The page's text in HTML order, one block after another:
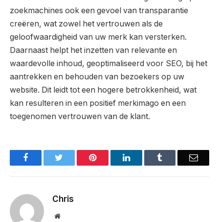
zoekmachines ook een gevoel van transparantie
creëren, wat zowel het vertrouwen als de
geloofwaardigheid van uw merk kan versterken.
Daarnaast helpt het inzetten van relevante en
waardevolle inhoud, geoptimaliseerd voor SEO, bij het
aantrekken en behouden van bezoekers op uw
website. Dit leidt tot een hogere betrokkenheid, wat
kan resulteren in een positief merkimago en een
toegenomen vertrouwen van de klant.
Facebook Pinterest LinkedIn Email
Chris
Website